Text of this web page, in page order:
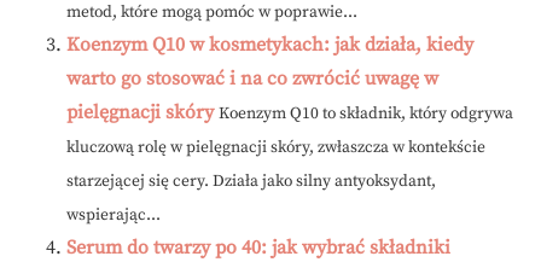
metod, które mogą pomóc w poprawie...
Koenzym Q10 w kosmetykach: jak działa, kiedy
warto go stosować i na co zwrócić uwagę w
pielęgnacji skóry Koenzym Q10 to składnik, który odgrywa
kluczową rolę w pielęgnacji skóry, zwłaszcza w kontekście
starzejącej się cery. Działa jako silny antyoksydant,
wspierając...
Serum do twarzy po 40: jak wybrać składniki